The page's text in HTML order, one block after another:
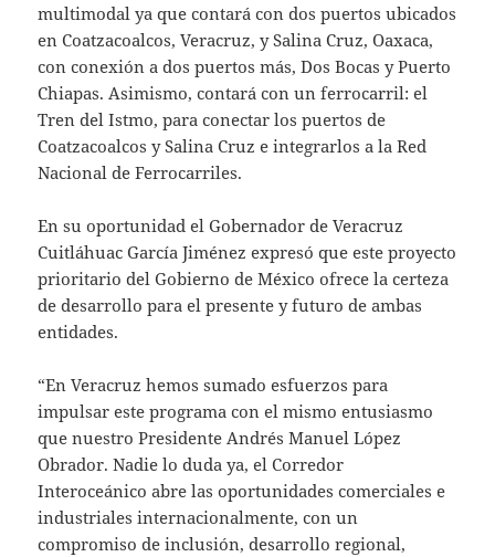
multimodal ya que contará con dos puertos ubicados
en Coatzacoalcos, Veracruz, y Salina Cruz, Oaxaca,
con conexión a dos puertos más, Dos Bocas y Puerto
Chiapas. Asimismo, contará con un ferrocarril: el
Tren del Istmo, para conectar los puertos de
Coatzacoalcos y Salina Cruz e integrarlos a la Red
Nacional de Ferrocarriles.
En su oportunidad el Gobernador de Veracruz
Cuitláhuac García Jiménez expresó que este proyecto
prioritario del Gobierno de México ofrece la certeza
de desarrollo para el presente y futuro de ambas
entidades.
“En Veracruz hemos sumado esfuerzos para
impulsar este programa con el mismo entusiasmo
que nuestro Presidente Andrés Manuel López
Obrador. Nadie lo duda ya, el Corredor
Interoceánico abre las oportunidades comerciales e
industriales internacionalmente, con un
compromiso de inclusión, desarrollo regional,